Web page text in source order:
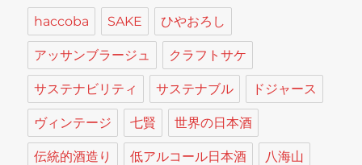
haccoba SAKE ひやおろし
アッサンブラージュ クラフトサケ
サステナビリティ サステナブル ドジャース
ヴィンテージ 七賢 世界の日本酒
伝統的酒造り 低アルコール日本酒 八海山